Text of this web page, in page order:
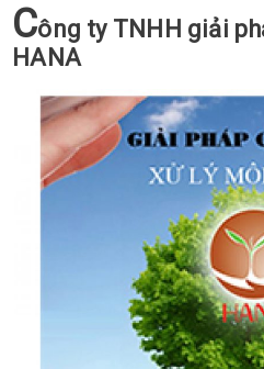
Công ty TNHH giải
HANA